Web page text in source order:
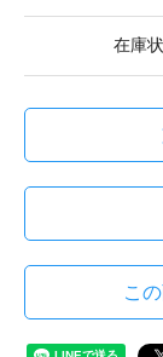
在庫
こ